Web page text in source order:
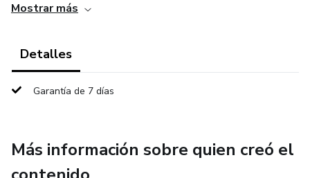
mejorar su vida social de forma práctica, rápida y sin teorías
Ideal para jóvenes, emprendedores, estudiantes o cualquier
confianza.
conexiones reales que perduren.
Mostrar más
Detalles
Garantía de 7 días
Más información sobre quien creó el